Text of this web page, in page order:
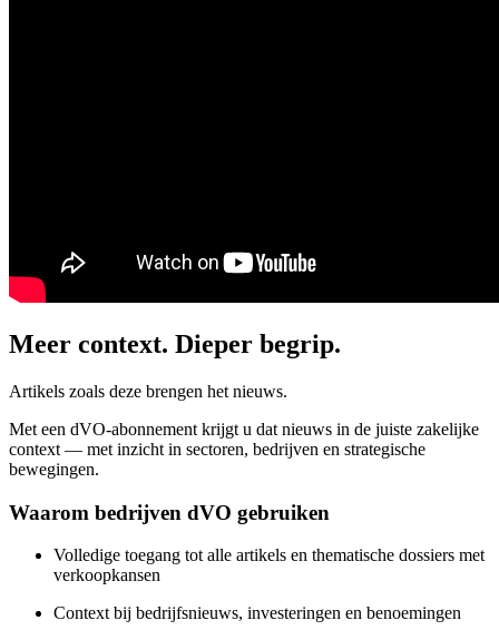
Meer context. Dieper begrip.
Artikels zoals deze brengen het nieuws.
Met een dVO-abonnement krijgt u dat nieuws in de juiste zakelijke
context — met inzicht in sectoren, bedrijven en strategische
bewegingen.
Waarom bedrijven dVO gebruiken
Volledige toegang tot alle artikels en thematische dossiers met
verkoopkansen
Context bij bedrijfsnieuws, investeringen en benoemingen